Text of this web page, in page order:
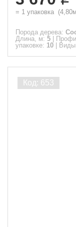
= 1 упаковка (4,80м
Порода дерева:
Длина, м: 5
упаковке: 10 Виды